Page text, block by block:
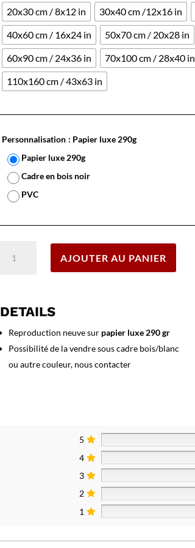
20x30 cm / 8x12 in 30x40 cm /12x16 in
40x60 cm / 16x24 in
50x70 cm / 20x28 in
60x90 cm / 24x36 in
70x100 cm / 28x40 in
110x160 cm / 43x63 in
Personnalisation : Papier luxe 290g
Papier luxe 290g
Cadre en bois noir
PVC
AJOUTER AU PANIER
DETAILS
Reproduction neuve sur papier luxe 290 gr
Possibilité de la vendre sous cadre bois/blanc
ou autre couleur, nous contacter
5
4
3
2
1